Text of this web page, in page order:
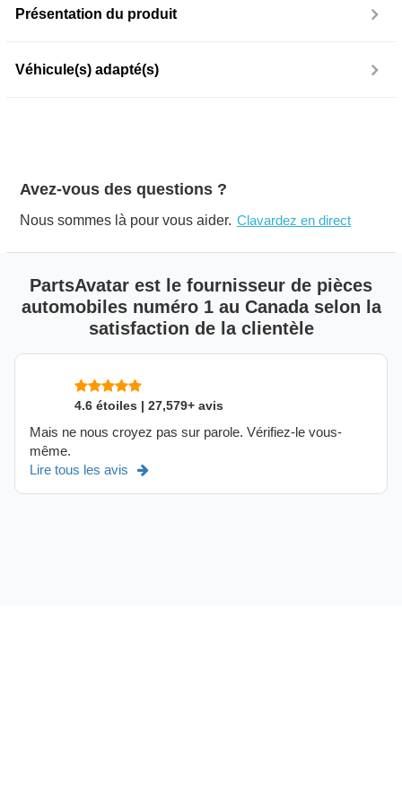
Présentation du produit
Véhicule(s) adapté(s)
Avez-vous des questions ?
Nous sommes là pour vous aider. Clavardez en direct
PartsAvatar est le fournisseur de pièces
automobiles numéro 1 au Canada selon la
satisfaction de la clientèle
4.6 étoiles | 27,579+ avis
Mais ne nous croyez pas sur parole. Vérifiez-le vous-
même.
Lire tous les avis